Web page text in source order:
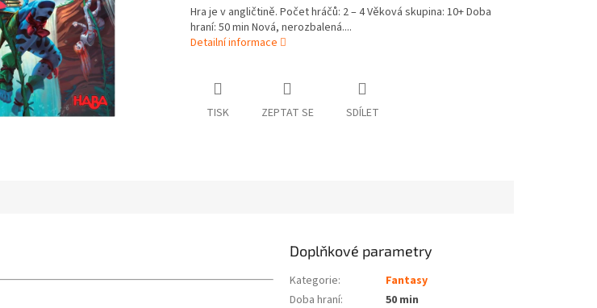
Hra je v angličtině. Počet hráčů: 2 – 4 Věková skupina: 10+ Doba
hraní: 50 min Nová, nerozbalená....
Detailní informace
TISK ZEPTAT SE SDÍLET
Doplňkové parametry
Kategorie:
Fantasy
Doba hraní:
50 min